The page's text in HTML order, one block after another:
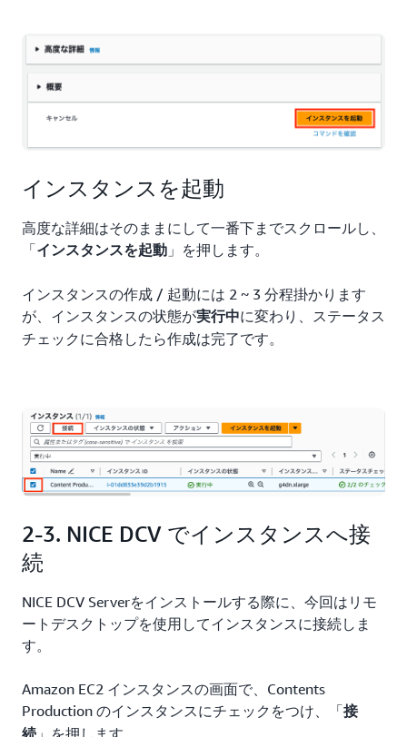
インスタンスを起動
高度な詳細はそのままにして一番下までスクロールし、
「インスタンスを起動 」を押します。
インスタンスの作成 / 起動には 2 ~ 3 分程掛かります
が、インスタンスの状態が実行中に変わり、ステータス
チェックに合格したら作成は完了です。
2-3. NICE DCV でインスタンスへ接
続
NICE DCV Serverをインストールする際に、今回はリモ
ートデスクトップを使用してインスタンスに接続しま
す。
Amazon EC2 インスタンスの画面で、Contents
Production のインスタンスにチェックをつけ、「接
続